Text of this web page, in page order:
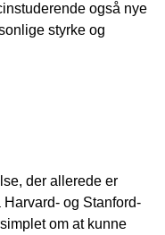
også nye
styrke og
der allerede er
og Stanford-
om at kunne